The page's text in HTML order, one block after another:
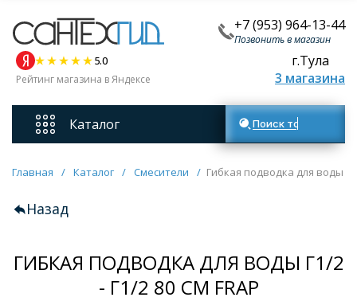
+7 (953) 964-13-44
Позвонить в магазин
5.0
Рейтинг магазина в Яндексе
г.Тула
3 магазина
Каталог
Смесители
Унитазы
Мебель для ванных комнат
Поиск товаров
Главная / Каталог / Смесители / Гибкая подводка для воды
Назад
ГИБКАЯ ПОДВОДКА ДЛЯ ВОДЫ Г1/2
- Г1/2 80 СМ FRAP